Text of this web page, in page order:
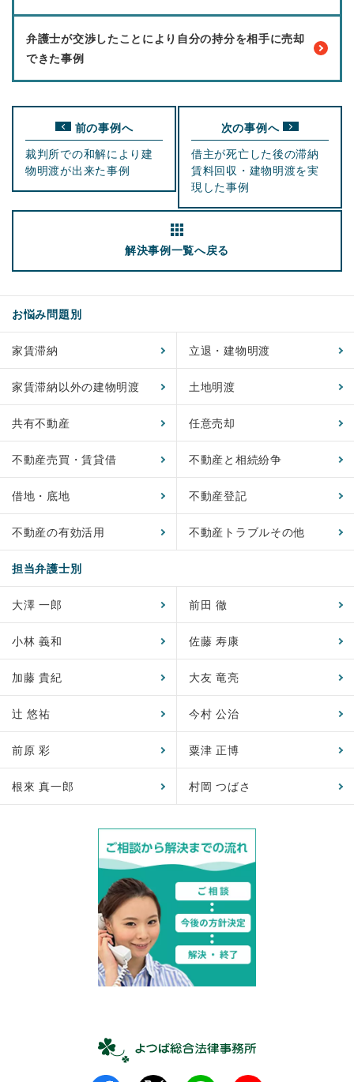
弁護士が交渉したことにより自分の持分を相手に売却
できた事例
前の事例へ
裁判所での和解により建
物明渡が出来た事例
次の事例へ
借主が死亡した後の滞納
賃料回収・建物明渡を実
現した事例
解決事例一覧へ戻る
お悩み問題別
家賃滞納 立退・建物明渡
家賃滞納以外の建物明渡 土地明渡
共有不動産 任意売却
不動産売買・賃貸借 不動産と相続紛争
借地・底地 不動産登記
不動産の有効活用 不動産トラブルその他
担当弁護士別
大澤 一郎 前田 徹
小林 義和 佐藤 寿康
加藤 貴紀 大友 竜亮
辻 悠祐 今村 公治
前原 彩 粟津 正博
根來 真一郎 村岡 つばさ